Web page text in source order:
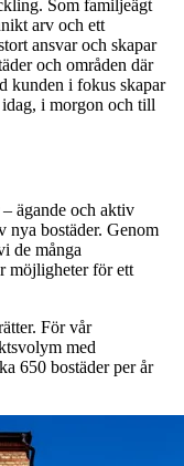
Som familjeägt
arv och ett
ansvar och skapar
och områden där
kunden i fokus skapar
i morgon och till
ägande och aktiv
nya bostäder. Genom
de många
möjligheter för ett
För vår
med
650 bostäder per år